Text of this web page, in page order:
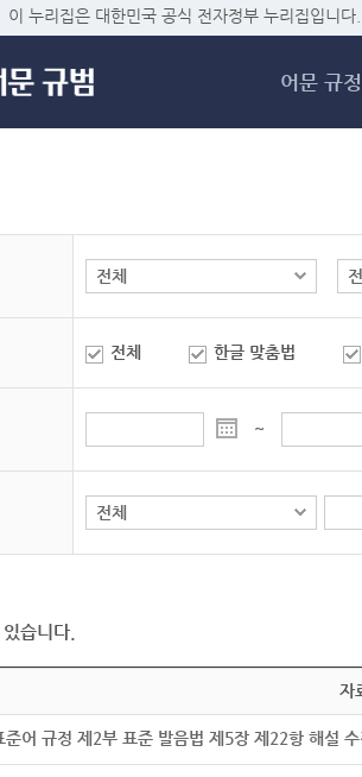
메
이 누리집은 대한민국 공식 전자정부 누리집입니다.
어문 규정
전체 한글 맞춤법
~
습니다.
자
준어 규정 제2부 표준 발음법 제5장 제22항 해설